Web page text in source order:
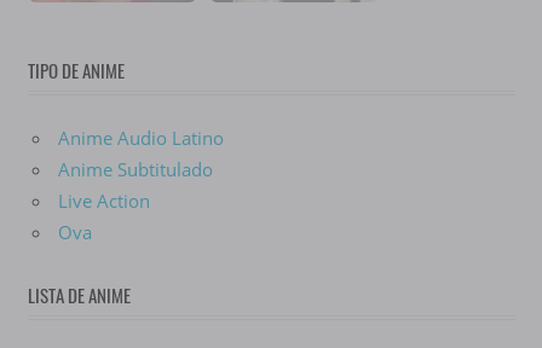
TIPO DE ANIME
Anime Audio Latino
Anime Subtitulado
Live Action
Ova
LISTA DE ANIME